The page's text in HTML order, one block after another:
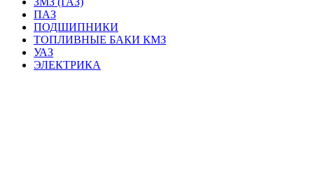
ПАЗ
ПОДШИПНИКИ
ТОПЛИВНЫЕ БАКИ КМЗ
УАЗ
ЭЛЕКТРИКА